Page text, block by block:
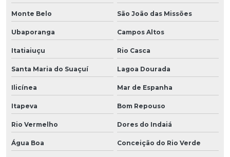
Monte Belo São João das Missões
Ubaporanga Campos Altos
Itatiaiuçu Rio Casca
Santa Maria do Suaçuí Lagoa Dourada
Ilicínea Mar de Espanha
Itapeva Bom Repouso
Rio Vermelho Dores do Indaiá
Água Boa Conceição do Rio Verde